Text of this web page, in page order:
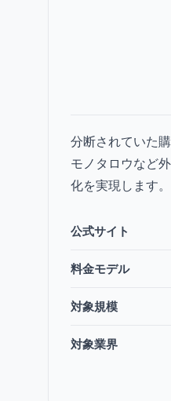
分断されていた
モノタロウなど
化を実現します。
公式サイト
料金モデル
対象規模
対象業界